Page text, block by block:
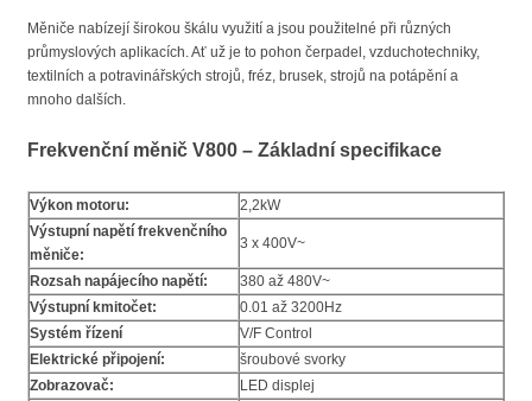
Měniče nabízejí širokou škálu využití a jsou použitelné při různých
průmyslových aplikacích. Ať už je to pohon čerpadel, vzduchotechniky,
textilních a potravinářských strojů, fréz, brusek, strojů na potápění a
mnoho dalších.
Frekvenční měnič V800 – Základní specifikace
Výkon motoru:
2,2kW
Výstupní napětí frekvenčního
měniče:
3 x 400V~
Rozsah napájecího napětí:
380 až 480V~
Výstupní kmitočet:
0.01 až 3200Hz
Systém řízení
V/F Control
Elektrické připojení:
šroubové svorky
Zobrazovač:
LED displej